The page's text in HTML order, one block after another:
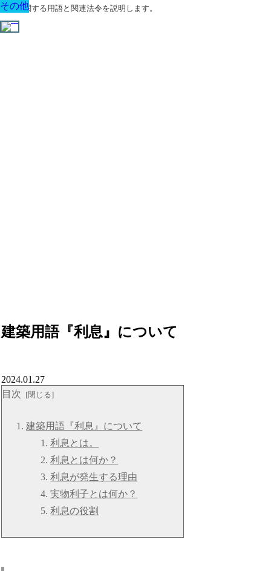
建築に関する用語と関連法令を説明します。
建築用語『利息』について
その他
2024.01.27
目次
建築用語『利息』について
利息とは。
利息とは何か？
利息が発生する理由
実物利子とは何か？
利息の役割
その他
その他
その他
その他
その他
その他